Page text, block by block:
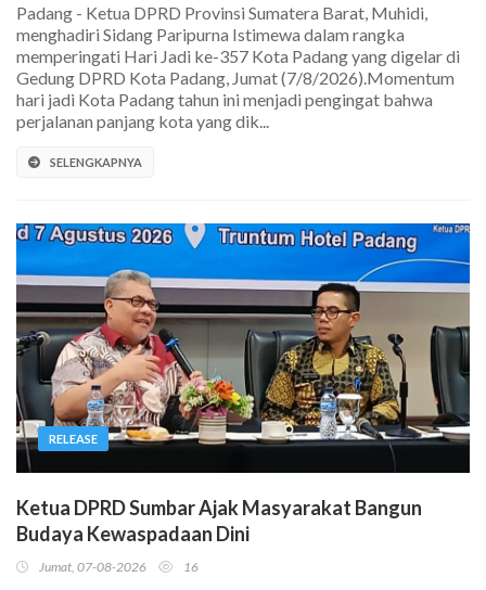
Padang - Ketua DPRD Provinsi Sumatera Barat, Muhidi,
menghadiri Sidang Paripurna Istimewa dalam rangka
memperingati Hari Jadi ke-357 Kota Padang yang digelar di
Gedung DPRD Kota Padang, Jumat (7/8/2026).Momentum
hari jadi Kota Padang tahun ini menjadi pengingat bahwa
perjalanan panjang kota yang dik...
SELENGKAPNYA
RELEASE
Ketua DPRD Sumbar Ajak Masyarakat Bangun
Budaya Kewaspadaan Dini
Jumat, 07-08-2026 16